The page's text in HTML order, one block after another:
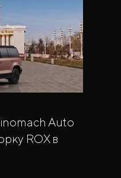
Auto
ROX в